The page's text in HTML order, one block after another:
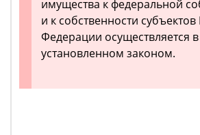
имущества к федеральной
и к собственности
Федерации осуществляется
установленном законом.